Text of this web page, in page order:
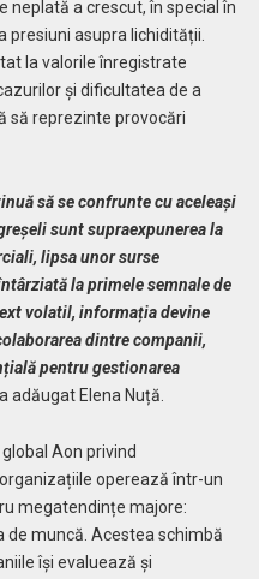
neplată a crescut, în special în
presiuni asupra lichidității.
la valorile înregistrate
și dificultatea de a
să reprezinte provocări
să se confrunte cu aceleași
sunt supraexpunerea la
lipsa unor surse
la primele semnale de
volatil, informația devine
dintre companii,
pentru gestionarea
adăugat Elena Nuță.
Aon privind
operează într-un
megatendințe majore:
muncă. Acestea schimbă
își evaluează și